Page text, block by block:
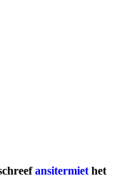
ansitermiet het